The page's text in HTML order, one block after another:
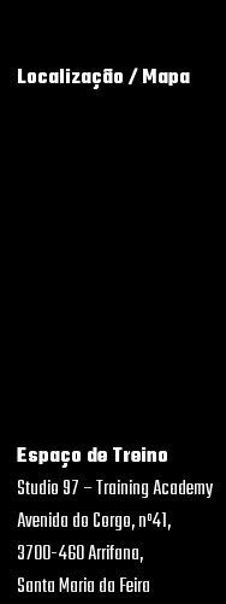
Localização / Mapa
Espaço de Treino
Studio 97 – Training Academy
Avenida do Corgo, nº41,
3700-460 Arrifana,
Santa Maria da Feira